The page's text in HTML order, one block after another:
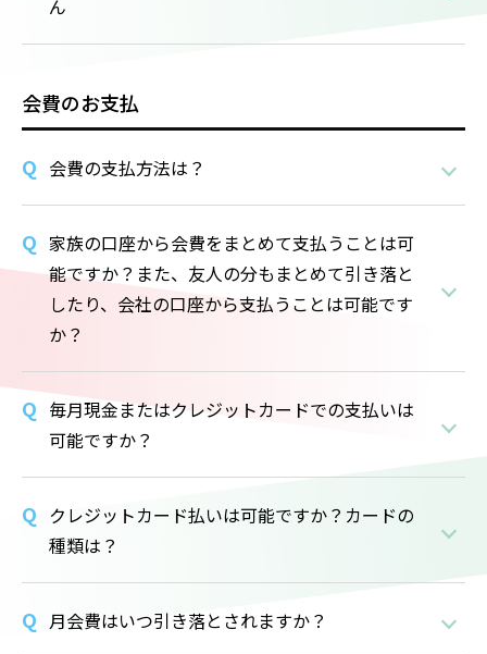
ん
会費のお支払
会費の支払方法は？
家族の口座から会費をまとめて支払うことは可
能ですか？また、友人の分もまとめて引き落と
したり、会社の口座から支払うことは可能です
か？
毎月現金またはクレジットカードでの支払いは
可能ですか？
クレジットカード払いは可能ですか？カードの
種類は？
月会費はいつ引き落とされますか？